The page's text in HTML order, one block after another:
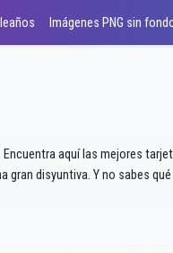
Imágenes PNG sin
aquí las mejores
gran disyuntiva. Y no sabes